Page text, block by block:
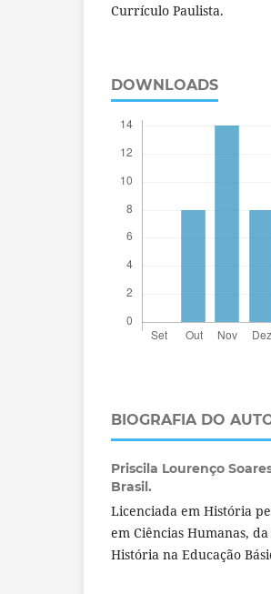
Currículo Paulista.
DOWNLOADS
BIOGRAFIA DO
Priscila Lourenço
Brasil.
Licenciada em História
em Ciências Humanas,
História na Educação